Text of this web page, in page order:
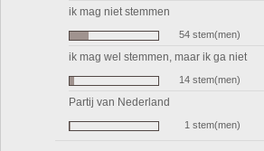
ik mag niet stemmen
54 stem(men)
ik mag wel stemmen, maar ik ga niet
14 stem(men)
Partij van Nederland
1 stem(men)